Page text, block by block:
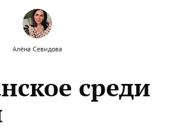
Алёна Севидова
среди